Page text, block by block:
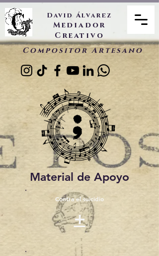
David Álvarez
Mediador
Creativo
Compositor Artesano
Material de Apoyo
Contra el suicidio
+